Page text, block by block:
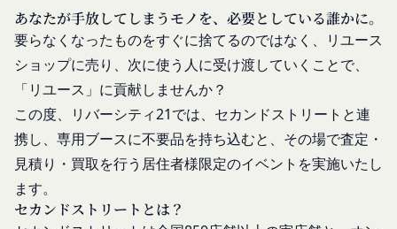
あなたが手放してしまうモノを、必要としている誰かに。
要らなくなったものをすぐに捨てるのではなく、リユース
ショップに売り、次に使う人に受け渡していくことで、
「リユース」に貢献しませんか？
この度、リバーシティ21では、セカンドストリートと連
携し、専用ブースに不要品を持ち込むと、その場で査定・
見積り・買取を行う居住者様限定のイベントを実施いたし
ます。
セカンドストリートとは？
客様が端末に関連付けた名前、端末の種類、電話番
号、国、およびユーザー名、もしくはメールアドレ
スなど、お客様が提供することを選択したその他の
あらゆる情報を取得する場合があります。
位置情報
お客様が、端末または携帯端末上で当社のサービス
を利用し、そこで位置情報を提供することを認めた
場合、当社は、お客様の位置情報を取得することが
より無効にすることができますが、無効にした場合
「登録希望者」
本サービスの利用を希望する法人、団体、個人をい
います。
「会員登録」
第4条に規定する方法に従って、登録希望者が行う
本サービスの利用登録をいいます。
「登録情報」
登録希望者及び利用者が会員登録時に登録した当社
断して登録を求めた情報及びこれらの情報について